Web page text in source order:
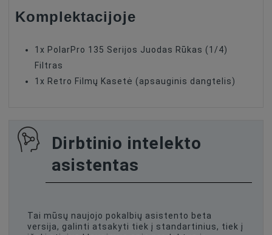
Komplektacijoje
1x PolarPro 135 Serijos Juodas Rūkas (1/4)
Filtras
1x Retro Filmų Kasetė (apsauginis dangtelis)
Dirbtinio intelekto
asistentas
Tai mūsų naujojo pokalbių asistento beta
versija, galinti atsakyti tiek į standartinius, tiek į